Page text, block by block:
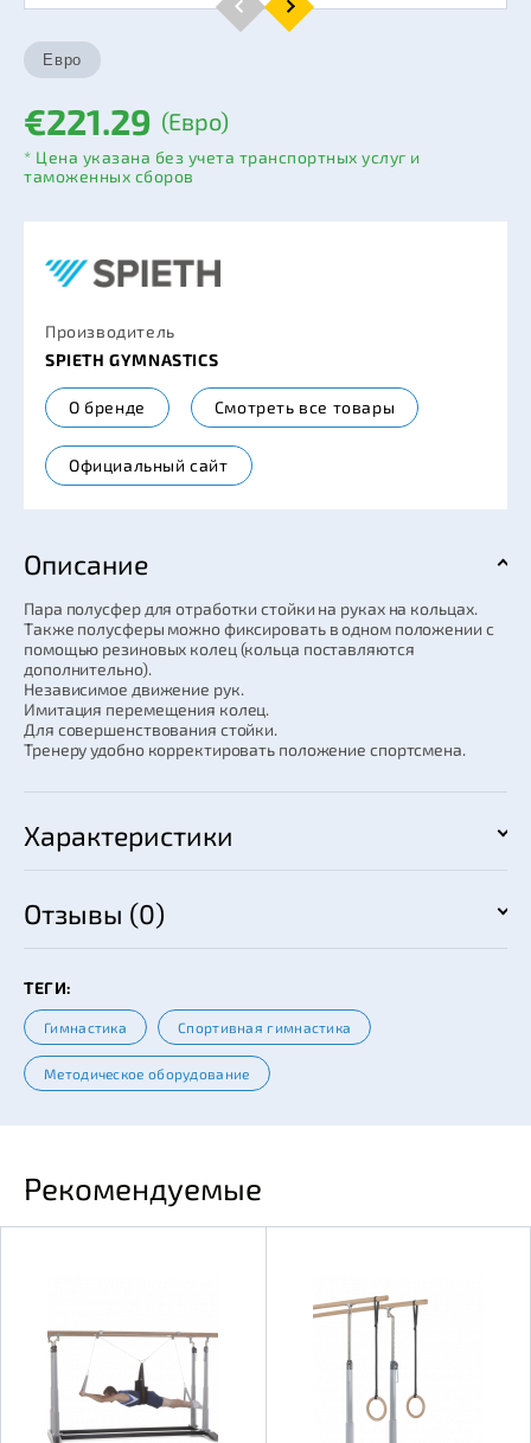
€221.29 (Евро)
* Цена указана без учета транспортных услуг и
таможенных сборов
Производитель
SPIETH GYMNASTICS
О бренде Смотреть все товары
Официальный сайт
Описание
Пара полусфер для отработки стойки на руках на кольцах.
Также полусферы можно фиксировать в одном положении с
помощью резиновых колец (кольца поставляются
дополнительно).
Независимое движение рук.
Имитация перемещения колец.
Для совершенствования стойки.
Тренеру удобно корректировать положение спортсмена.
Характеристики
Отзывы (0)
ТЕГИ:
Гимнастика Спортивная гимнастика
Методическое оборудование
Рекомендуемые